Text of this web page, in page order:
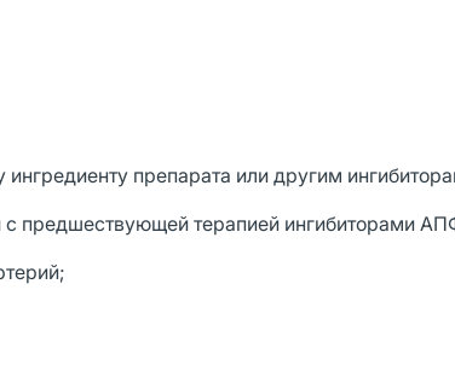
препарата или другим
с предшествующей терапией ингибиторами